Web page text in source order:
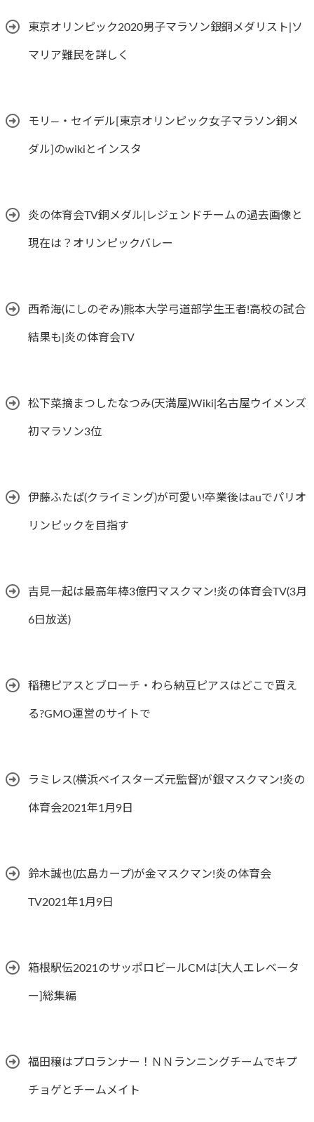
東京オリンピック2020男子マラソン銀銅メダリスト|ソ
マリア難民を詳しく
モリ―・セイデル[東京オリンピック女子マラソン銅メ
ダル]のwikiとインスタ
炎の体育会TV銅メダル|レジェンドチームの過去画像と
現在は？オリンピックバレー
西希海(にしのぞみ)熊本大学弓道部学生王者!高校の試合
結果も|炎の体育会TV
松下菜摘まつしたなつみ(天満屋)Wiki|名古屋ウイメンズ
初マラソン3位
伊藤ふたば(クライミング)が可愛い!卒業後はauでパリオ
リンピックを目指す
吉見一起は最高年棒3億円マスクマン!炎の体育会TV(3月
6日放送)
稲穂ピアスとブローチ・わら納豆ピアスはどこで買え
る?GMO運営のサイトで
ラミレス(横浜ベイスターズ元監督)が銀マスクマン!炎の
体育会2021年1月9日
鈴木誠也(広島カープ)が金マスクマン!炎の体育会
TV2021年1月9日
箱根駅伝2021のサッポロビールCMは[大人エレベータ
ー]総集編
福田穣はプロランナー！ＮＮランニングチームでキプ
チョゲとチームメイト